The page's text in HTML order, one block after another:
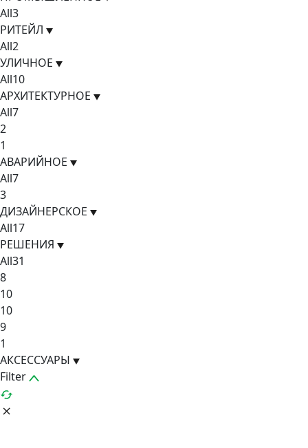
All3
РИТЕЙЛ
All2
УЛИЧНОЕ
All10
АРХИТЕКТУРНОЕ
All7
2
1
АВАРИЙНОЕ
All7
3
ДИЗАЙНЕРСКОЕ
All17
РЕШЕНИЯ
All31
8
10
10
9
1
АКСЕССУАРЫ
Filter